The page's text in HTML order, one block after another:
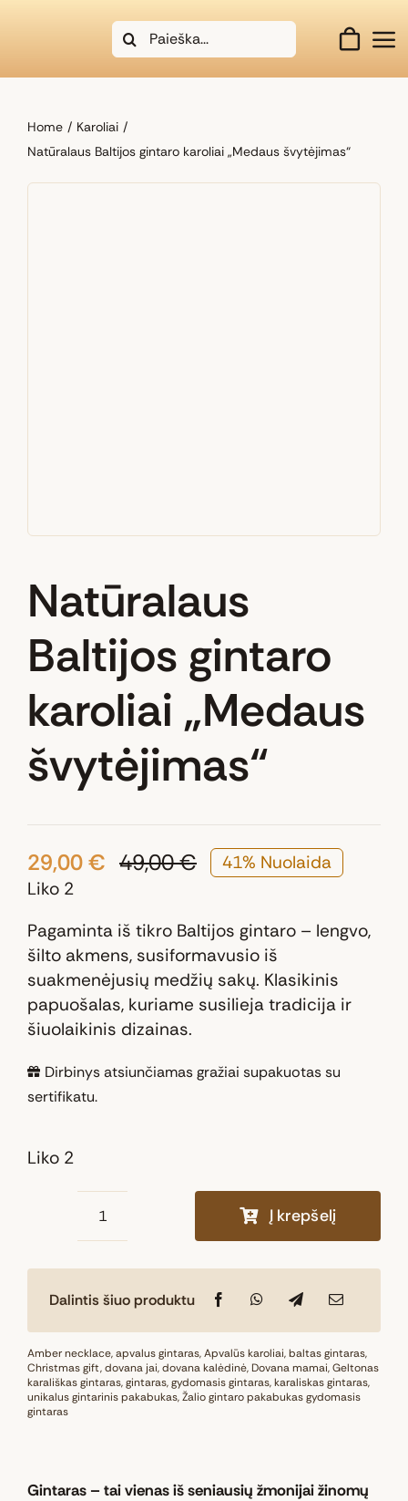
Search
for:
Home
Karoliai
Natūralaus Baltijos gintaro karoliai „Medaus švytėjimas“
Natūralaus
Baltijos gintaro
karoliai „Medaus
švytėjimas“
49,00€Original
was:
49,00 €.
29,00€
Current
is:
29,00 €.
41% Nuolaida
Liko 2
Pagaminta iš tikro Baltijos gintaro – lengvo,
šilto akmens, susiformavusio iš
suakmenėjusių medžių sakų. Klasikinis
papuošalas, kuriame susilieja tradicija ir
šiuolaikinis dizainas.
Dirbinys atsiunčiamas gražiai supakuotas su
sertifikatu.
Liko 2
produkto
Baltijos
karoliai
„Medaus
švytėjimas“
Į krepšelį
Dalintis šiuo produktu
Amber necklace,apvalus gintaras,Apvalūs karoliai,baltas gintaras,
Christmas gift,dovana jai,dovana kalėdinė,Dovana mamai,Geltonas
karališkas gintaras,gintaras,gydomasis gintaras,karaliskas gintaras,
unikalus gintarinis pakabukas,Žalio gintaro pakabukas gydomasis
gintaras
Gintaras – tai vienas iš seniausių žmonijai žinomų